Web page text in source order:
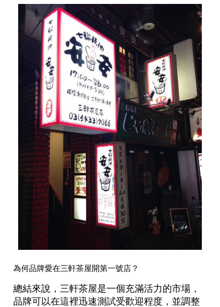
為何品牌愛在三軒茶屋開第一號店？
總結來說，三軒茶屋是一個充滿活力的市場，
品牌可以在這裡迅速測試受歡迎程度，並調整